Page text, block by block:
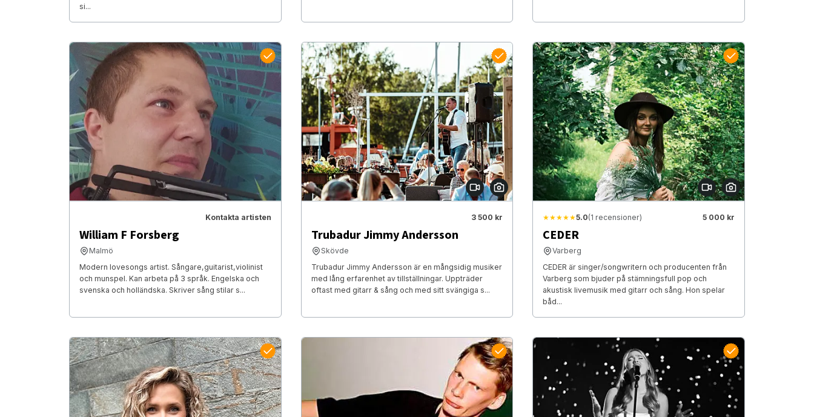
si...
Kontakta artisten
William F Forsberg
Malmö
Modern lovesongs artist. Sångare,guitarist,violinist
och munspel. Kan arbeta på 3 språk. Engelska och
svenska och holländska. Skriver sång stilar s...
3 500 kr
Trubadur Jimmy Andersson
Skövde
Trubadur Jimmy Andersson är en mångsidig musiker
med lång erfarenhet av tillställningar. Uppträder
oftast med gitarr & sång och med sitt svängiga s...
★★★★★5.0(1 recensioner) 5 000 kr
CEDER
Varberg
CEDER är singer/songwritern och producenten från
Varberg som bjuder på stämningsfull pop och
akustisk livemusik med gitarr och sång. Hon spelar
båd...